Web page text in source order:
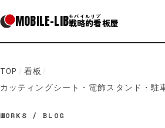
MOBILE-LIBモバイルリブ
戦略的看板屋
TOP / 看板 /
カッティングシート・電飾スタンド・駐
WORKS / BLOG